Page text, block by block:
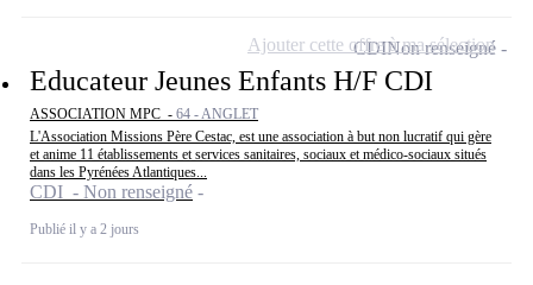
Educateur Jeunes Enfants H/F CDI
ASSOCIATION MPC - 64 - ANGLET
L'Association Missions Père Cestac, est une association à but non lucratif qui gère
et anime 11 établissements et services sanitaires, sociaux et médico-sociaux situés
dans les Pyrénées Atlantiques...
CDI - Non renseigné
Publié il y a 2 jours
CDINon renseigné
Ajouter cette offre à ma sélection